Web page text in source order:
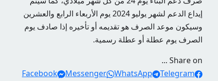
إيداع الدعم لشهر يوليو 2024 يوم الأربعاء الرابع والعشرين
وسيكون موعد الصرف هو تقديمه أو تأخيره إذا صادف يوم
الصرف يوم عطلة أو عطلة رسمية.
Share on ...
Facebook
Messenger WhatsApp Telegram